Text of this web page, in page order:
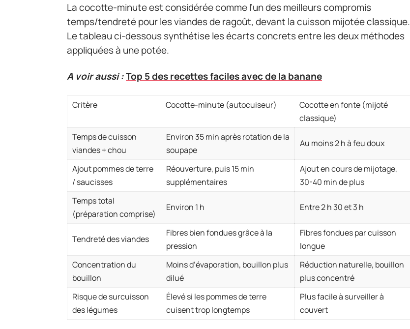
La cocotte-minute est considérée comme l’un des meilleurs compromis
temps/tendreté pour les viandes de ragoût, devant la cuisson mijotée classique.
Le tableau ci-dessous synthétise les écarts concrets entre les deux méthodes
appliquées à une potée.
A voir aussi :Top 5 des recettes faciles avec de la banane
Critère Cocotte-minute (autocuiseur)
Cocotte en fonte (mijoté
classique)
Temps de cuisson
viandes + chou
Environ 35 min après rotation de la
soupape
Au moins 2 h à feu doux
Ajout pommes de terre
/ saucisses
Réouverture, puis 15 min
supplémentaires
Ajout en cours de mijotage,
30-40 min de plus
Temps total
(préparation comprise)
Environ 1 h Entre 2 h 30 et 3 h
Tendreté des viandes
Fibres bien fondues grâce à la
pression
Fibres fondues par cuisson
longue
Concentration du
bouillon
Moins d’évaporation, bouillon plus
dilué
Réduction naturelle, bouillon
plus concentré
Risque de surcuisson
des légumes
Élevé si les pommes de terre
cuisent trop longtemps
Plus facile à surveiller à
couvert